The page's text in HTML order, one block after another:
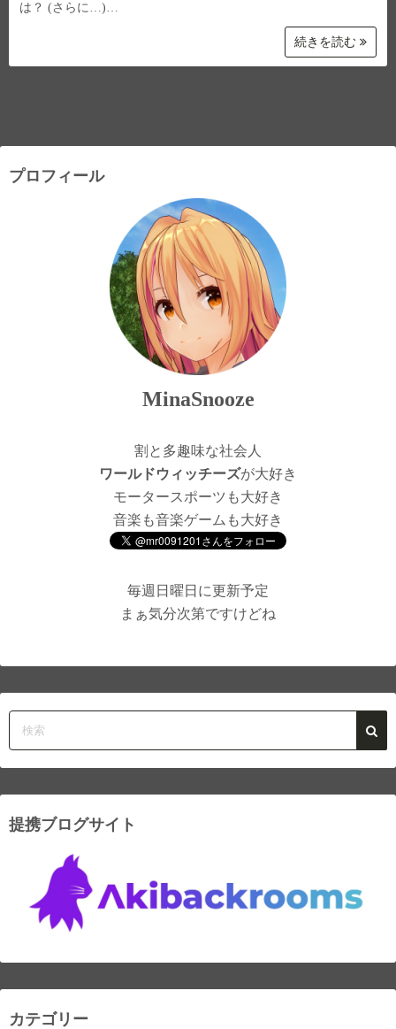
は？ (さらに…)…
続きを読む
プロフィール
MinaSnooze
割と多趣味な社会人
ワールドウィッチーズが大好き
モータースポーツも大好き
音楽も音楽ゲームも大好き
毎週日曜日に更新予定
まぁ気分次第ですけどね
提携ブログサイト
カテゴリー